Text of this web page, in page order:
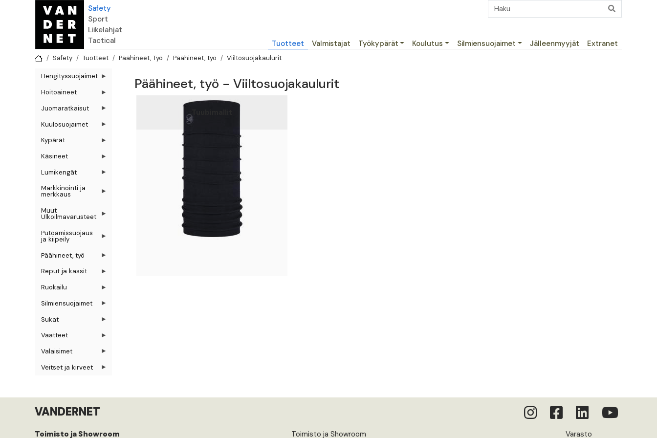
Hyppää pääsisältöön
Safety
Sport
Liikelahjat
Tactical
Päävalikko
Tuotteet Valmistajat Työkypärät Koulutus Silmiensuojaimet Jälleenmyyjät Extranet
Safety Tuotteet Päähineet, Työ Päähineet, työ Viiltosuojakaulurit
Päähineet, työ - Viiltosuojakaulurit
Hengityssuojaimet
Hoitoaineet
Juomaratkaisut
Kuulosuojaimet
Kypärät
Käsineet
Lumikengät
Markkinointi ja
merkkaus
Muut
Ulkoilmavarusteet
Putoamissuojaus
ja kiipeily
Päähineet, työ
Reput ja kassit
Ruokailu
Silmiensuojaimet
Sukat
Vaatteet
Valaisimet
Veitset ja kirveet
VANDERNET
Toimisto ja Showroom Toimisto ja Showroom Varasto